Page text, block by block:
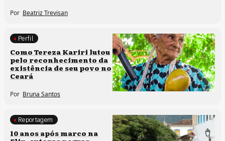
Por Beatriz Trevisan
Comunidades tradicionais
Perfil
Como Tereza Kariri lutou
pelo reconhecimento da
existência de seu povo no
Ceará
Por Bruna Santos
Processos artísticos
Reportagem
10 anos após marco na